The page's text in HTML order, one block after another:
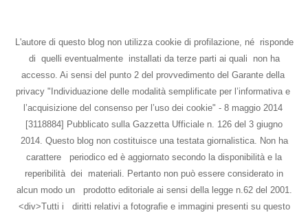
L'autore di questo blog non utilizza cookie di profilazione, né risponde
di quelli eventualmente installati da terze parti ai quali non ha
accesso. Ai sensi del punto 2 del provvedimento del Garante della
privacy "Individuazione delle modalità semplificate per l’informativa e
l’acquisizione del consenso per l’uso dei cookie" - 8 maggio 2014
[3118884] Pubblicato sulla Gazzetta Ufficiale n. 126 del 3 giugno
2014. Questo blog non costituisce una testata giornalistica. Non ha
carattere periodico ed è aggiornato secondo la disponibilità e la
reperibilità dei materiali. Pertanto non può essere considerato in
alcun modo un prodotto editoriale ai sensi della legge n.62 del 2001.
<div>Tutti i diritti relativi a fotografie e immagini presenti su questo